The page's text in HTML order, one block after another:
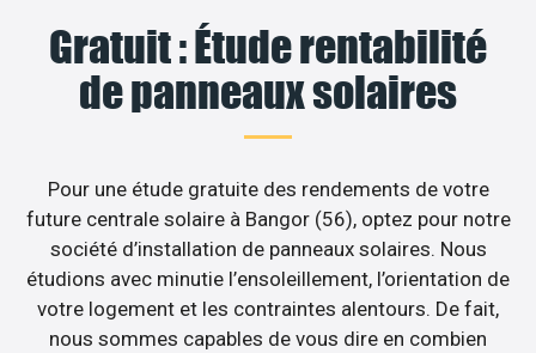
Gratuit : Étude rentabilité
de panneaux solaires
Pour une étude gratuite des rendements de votre
future centrale solaire à Bangor (56), optez pour notre
société d’installation de panneaux solaires. Nous
étudions avec minutie l’ensoleillement, l’orientation de
votre logement et les contraintes alentours. De fait,
nous sommes capables de vous dire en combien